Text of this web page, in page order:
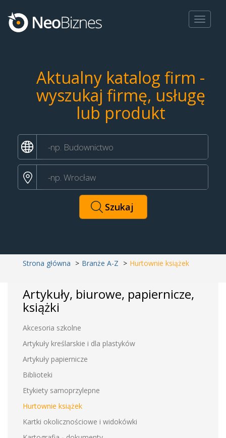
Toggle
Aktualny katalog firm -
wyszukaj firmę, usługę
lub produkt
Strona główna Branże A-Z Hurtownie książek
Artykuły, biurowe, papiernicze,
książki
Akcesoria szkolne
Artykuły kreślarskie i dla plastyków
Artykuły papiernicze
Biblioteki
Etykiety samoprzylepne
Hurtownie książek
Kartki okolicznościowe i widokówki